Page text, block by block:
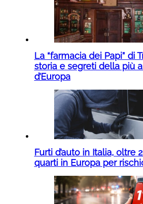
La “farmacia dei Papi” di
storia e segreti della più
d’Europa
Furti d’auto in Italia, oltre
quarti in Europa per